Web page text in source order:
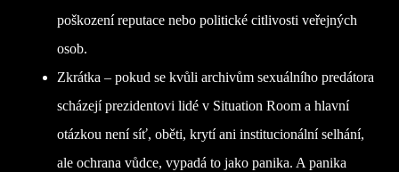
poškození reputace nebo politické citlivosti veřejných
osob.
Zkrátka – pokud se kvůli archivům sexuálního predátora
scházejí prezidentovi lidé v Situation Room a hlavní
otázkou není síť, oběti, krytí ani institucionální selhání,
ale ochrana vůdce, vypadá to jako panika. A panika